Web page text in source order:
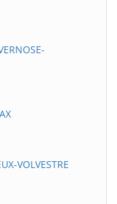
VOLVESTRE